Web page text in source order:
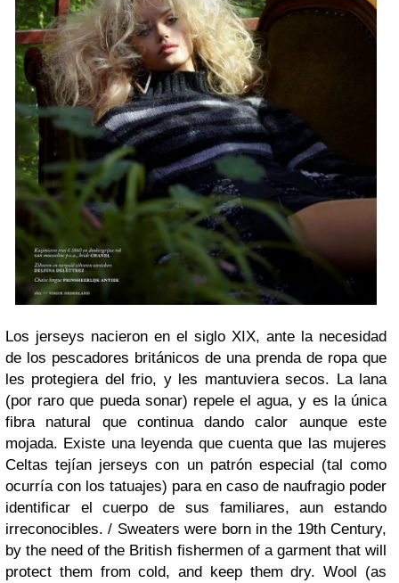
Los jerseys nacieron en el siglo XIX, ante la necesidad
de los pescadores británicos de una prenda de ropa que
les protegiera del frio, y les mantuviera secos. La lana
(por raro que pueda sonar) repele el agua, y es la única
fibra natural que continua dando calor aunque este
mojada. Existe una leyenda que cuenta que las mujeres
Celtas tejían jerseys con un patrón especial (tal como
ocurría con los tatuajes) para en caso de naufragio poder
identificar el cuerpo de sus familiares, aun estando
irreconocibles. / Sweaters were born in the 19th Century,
by the need of the British fishermen of a garment that will
protect them from cold, and keep them dry. Wool (as